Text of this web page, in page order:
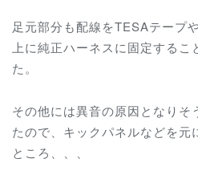
足元部分も配線をTESAテープ
上に純正ハーネスに固定するこ
た。
その他には異音の原因となりそ
たので、キックパネルなどを元
ところ、、、